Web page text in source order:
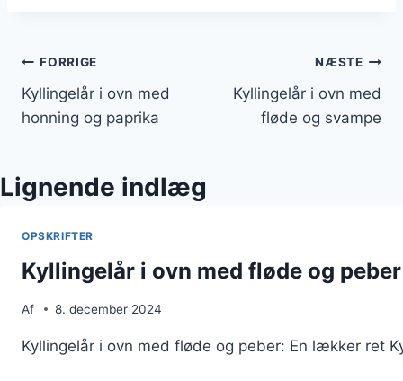
Indlægsnavigation
FORRIGE
Kyllingelår i ovn med
honning og paprika
NÆSTE
Kyllingelår i ovn med
fløde og svampe
Lignende indlæg
OPSKRIFTER
Kyllingelår i ovn med fløde og peber
Af 8. december 2024
Kyllingelår i ovn med fløde og peber: En lækker ret